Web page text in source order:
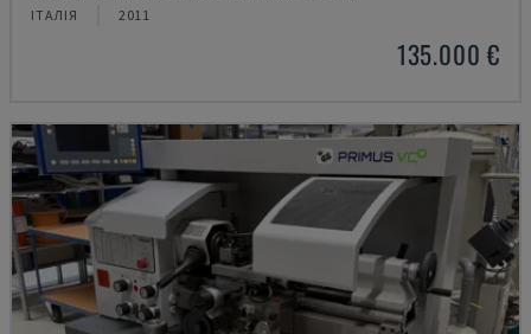
ІТАЛІЯ 2011
135.000 €